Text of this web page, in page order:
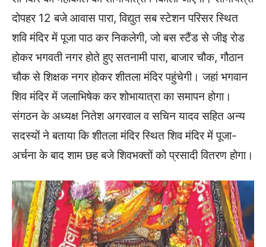
दोपहर 12 बजे आवास पारा, विद्युत सब स्टेशन परिसर स्थित
शवि मंदिर में पूजा पाठ कर निकलेगी, जो बस स्टैंड से जीइ रोड
होकर भगवती नगर होते हुए सतनामी पारा, बाजार चौक, गौठान
चौक से शिक्षक नगर होकर शीतला मंदिर पहुंचेगी। जहां भगवान
शिव मंदिर में जलाभिषेक कर शोभायात्रा का समापन होगा।
संगठन के अध्यक्ष नितेश अगरवाल व सचिन यादव सहित अन्य
सदस्यों ने बताया कि शीतला मंदिर स्थित शिव मंदिर में पूजा-
अर्चना के बाद शाम छह बजे शिवभक्तों को प्रसादी वितरण होगा।